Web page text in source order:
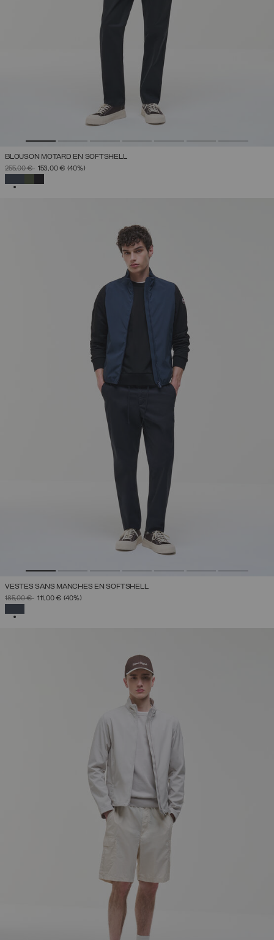
BLOUSON MOTARD EN SOFTSHELL
PRIX RÉDUIT DE
255,00 €À153,00 € (40%)
VESTES SANS MANCHES EN SOFTSHELL
PRIX RÉDUIT DE
185,00 €À111,00 € (40%)